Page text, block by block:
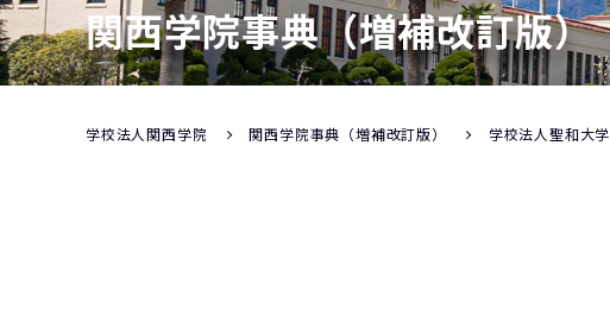
関西学院事典（増補改訂版）
学校法人関西学院 関西学院事典（増補改訂版） 学校法人聖和大学